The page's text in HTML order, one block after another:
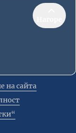
на сайта